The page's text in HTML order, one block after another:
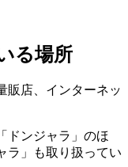
る場所
販店、インターネッ
ドンジャラ」のほ
ラ」も取り扱ってい